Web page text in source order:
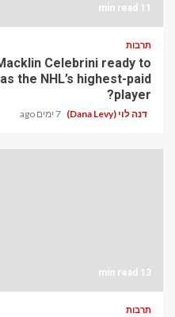
11 min read
תרבות
Celebrini ready to
the NHL’s highest-paid
player?
דנה לוי (Dana Levy) 7 ימים ago
13 min read
תרבות